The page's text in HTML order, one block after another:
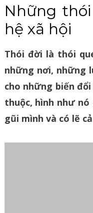
ON
Những
hệ xã hội
Thói đời là thói
những nơi, những
cho những biến
thuộc, hình như
gũi mình và có lẽ